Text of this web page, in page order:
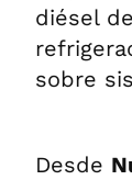
diésel
sobre
Desde